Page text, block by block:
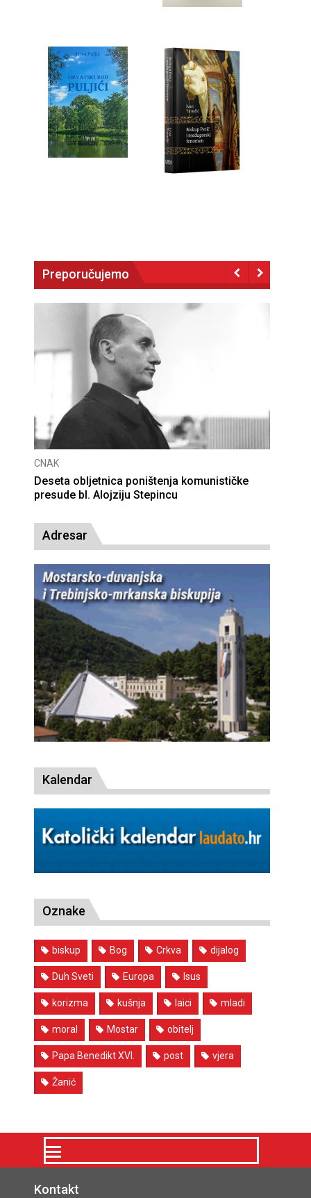
Preporučujemo
CNAK
Deseta obljetnica poništenja komunističke
presude bl. Alojziju Stepincu
Adresar
Kalendar
Oznake
biskup Bog Crkva dijalog
Duh Sveti Europa Isus
korizma kušnja laici mladi
moral Mostar obitelj
Papa Benedikt XVI. post vjera
Žanić
Kontakt